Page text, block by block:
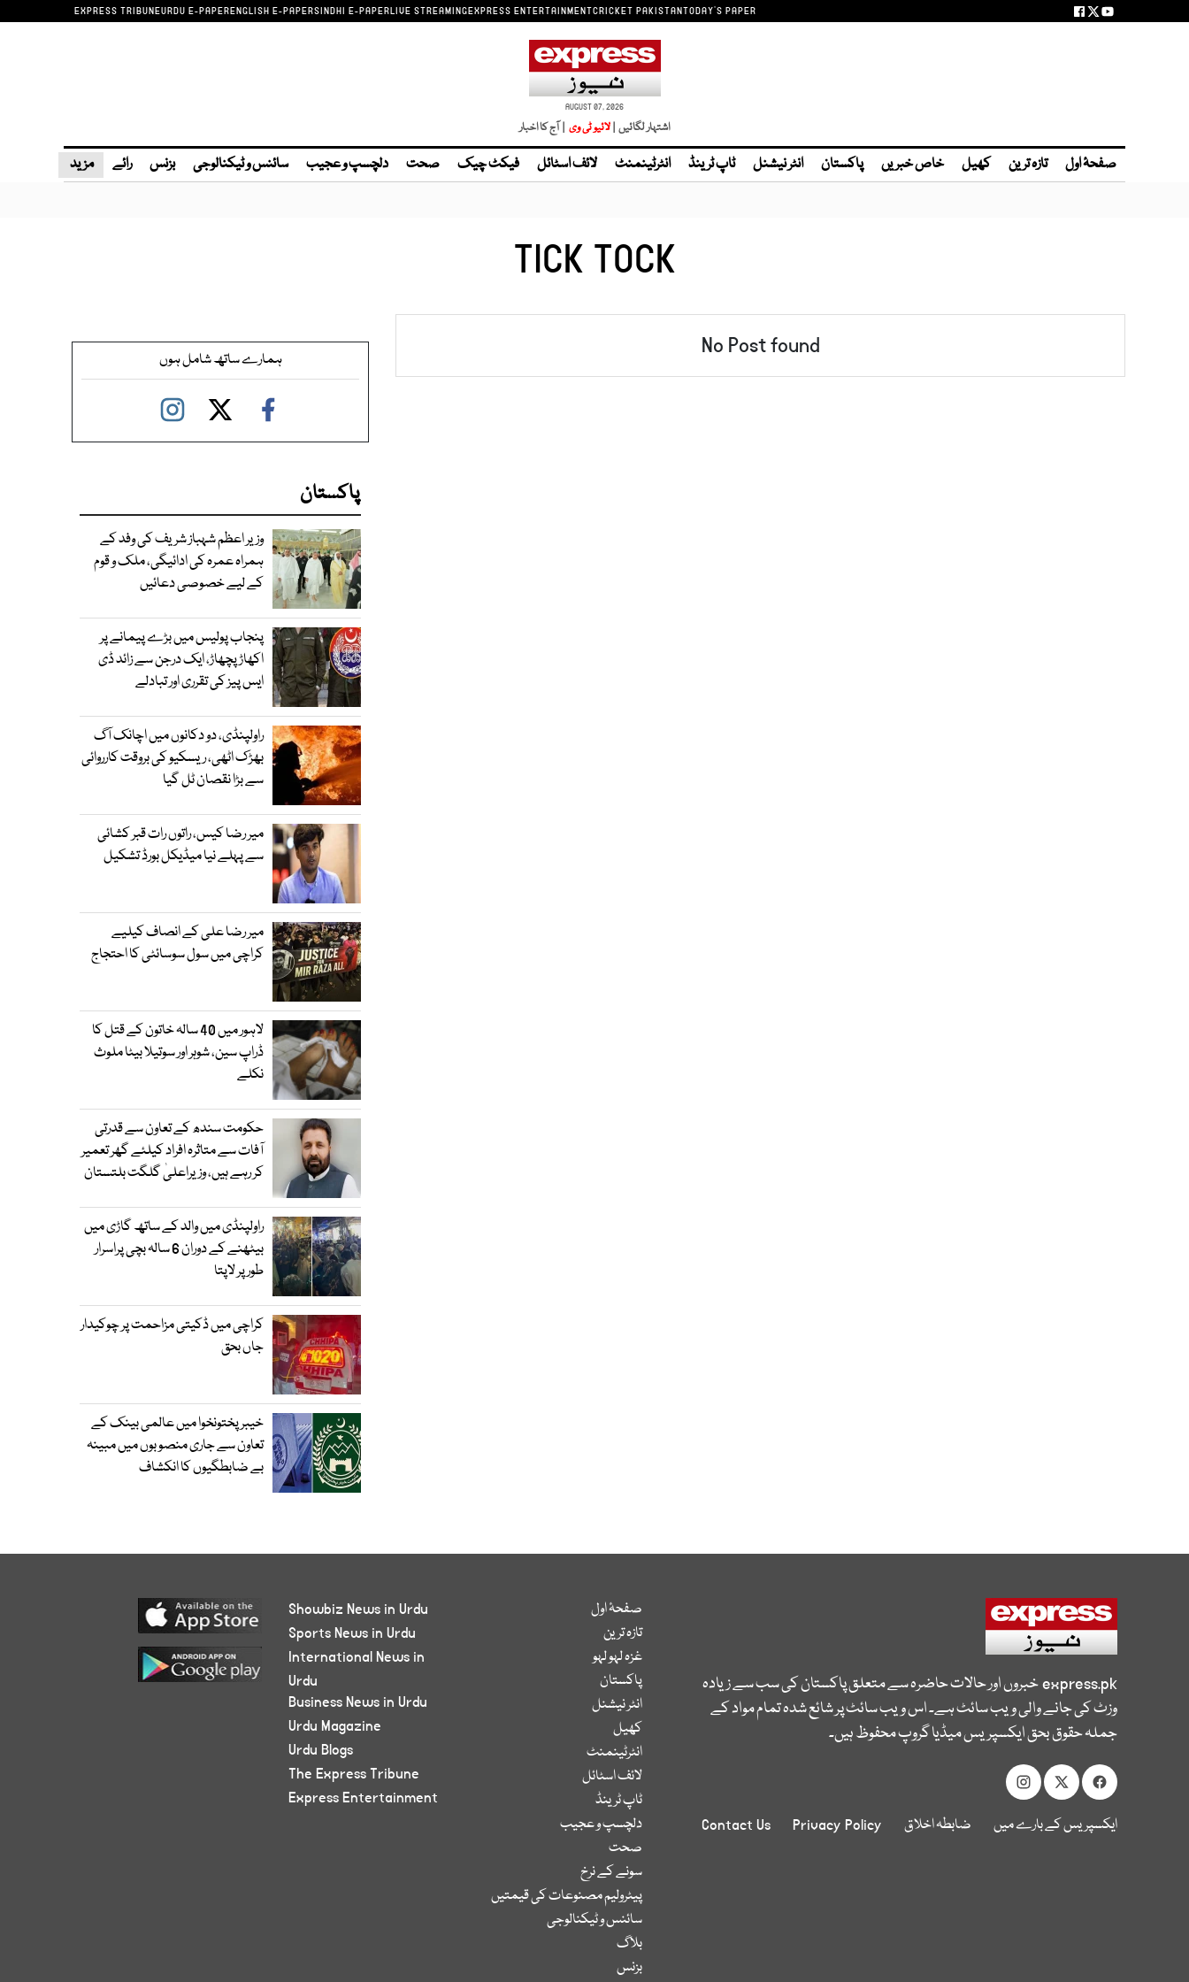
EXPRESS TRIBUNEURDU E-PAPERENGLISH E-PAPERSINDHI E-PAPERLIVE STREAMINGEXPRESS ENTERTAINMENTCRICKET PAKISTANTODAY'S PAPER
AUGUST 07, 2026
اشتہار لگائیں | | آج کا اخبار
صفحۂ اول تازہ ترین کھیل خاص خبریں پاکستان انٹر نیشنل ٹاپ ٹرینڈ انٹرٹینمنٹ لائف اسٹائل فیکٹ چیک صحت دلچسپ و عجیب سائنس و ٹیکنالوجی بزنس رائے مزید
TICK TOCK
No Post found ہمارے ساتھ شامل ہوں
پاکستان
وزیر اعظم شہباز شریف کی وفد کے
ہمراہ عمرہ کی ادائیگی، ملک و قوم
کے لیے خصوصی دعائیں
پنجاب پولیس میں بڑے پیمانے پر
اکھاڑ پچھاڑ، ایک درجن سے زائد ڈی
ایس پیز کی تقرری اور تبادلے
راولپنڈی، دو دکانوں میں اچانک آگ
بھڑک اٹھی، ریسکیو کی بروقت کارروائی
سے بڑا نقصان ٹل گیا
میر رضا کیس، راتوں رات قبر کشائی
سے پہلے نیا میڈیکل بورڈ تشکیل
میر رضا علی کے انصاف کیلیے
کراچی میں سول سوسائٹی کا احتجاج
لاہور میں 40 سالہ خاتون کے قتل کا
ڈراپ سین، شوہر اور سوتیلا بیٹا ملوث
نکلے
حکومت سندھ کے تعاون سے قدرتی
آفات سے متاثرہ افراد کیلئے گھر تعمیر
کر رہے ہیں، وزیراعلیٰ گلگت بلتستان
راولپنڈی میں والد کے ساتھ گاڑی میں
بیٹھنے کے دوران 6 سالہ بچی پراسرار
طور پر لاپتا
کراچی میں ڈکیتی مزاحمت پر چوکیدار
جاں بحق
خیبرپختونخوا میں عالمی بینک کے
تعاون سے جاری منصوبوں میں مبینہ
بے ضابطگیوں کا انکشاف
express.pkخبروں اور حالات حاضرہ سے متعلق پاکستان کی سب سے زیادہ
وزٹ کی جانے والی ویب سائٹ ہے۔ اس ویب سائٹ پر شائع شدہ تمام مواد کے
جملہ حقوق بحق ایکسپریس میڈیا گروپ محفوظ ہیں۔
ایکسپریس کے بارے میں ضابطہ اخلاق Privacy Policy
Contact Us
صفحۂ اول
تازہ ترین
غزہ لہو لہو
پاکستان
انٹر نیشنل
کھیل
انٹرٹینمنٹ
لائف اسٹائل
ٹاپ ٹرینڈ
دلچسپ و عجیب
صحت
سونے کے نرخ
پیٹرولیم مصنوعات کی قیمتیں
سائنس و ٹیکنالوجی
بلاگ
بزنس
Showbiz News in Urdu
Sports News in Urdu
International News in
Urdu
Business News in Urdu
Urdu Magazine
Urdu Blogs
The Express Tribune
Express Entertainment